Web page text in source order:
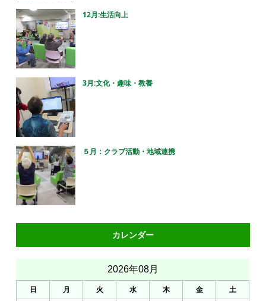
12月:生活向上
3月:文化・趣味・教養
５月：クラブ活動・地域連携
カレンダー
2026年08月
日 月 火 水 木 金 土